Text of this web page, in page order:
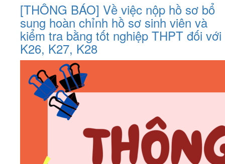
[THÔNG BÁO] Về việc nộp hồ sơ bổ
sung hoàn chỉnh hồ sơ sinh viên và
kiểm tra bằng tốt nghiệp THPT đối với
K26, K27, K28